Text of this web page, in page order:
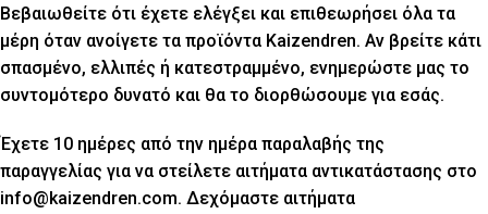
Βεβαιωθείτε ότι έχετε ελέγξει και επιθεωρήσει όλα τα
μέρη όταν ανοίγετε τα προϊόντα Kaizendren. Αν βρείτε κάτι
σπασμένο, ελλιπές ή κατεστραμμένο, ενημερώστε μας το
συντομότερο δυνατό και θα το διορθώσουμε για εσάς.
Έχετε 10 ημέρες από την ημέρα παραλαβής της
παραγγελίας για να στείλετε αιτήματα αντικατάστασης στο
info@kaizendren.com. Δεχόμαστε αιτήματα